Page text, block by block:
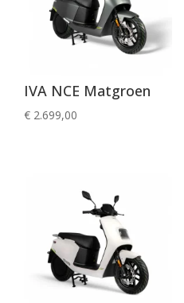
IVA NCE Matgroen
€ 2.699,00